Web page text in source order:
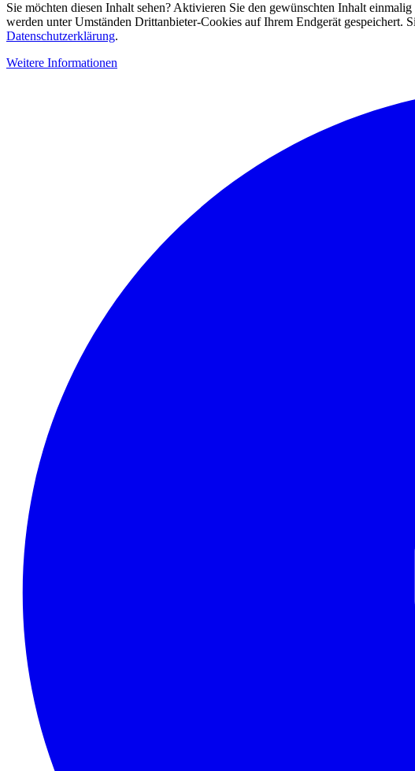
Sie möchten diesen Inhalt sehen? Aktivieren Sie den gewünschten Inhalt
werden unter Umständen Drittanbieter-Cookies auf Ihrem Endgerät
Datenschutzerklärung.
Weitere Informationen